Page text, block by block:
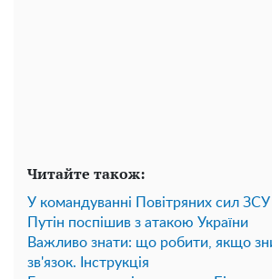
Читайте також:
У командуванні Повітряних сил
Путін поспішив з атакою України
Важливо знати: що робити, якщо
зв'язок. Інструкція